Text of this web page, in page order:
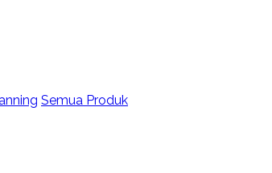
Semua Produk